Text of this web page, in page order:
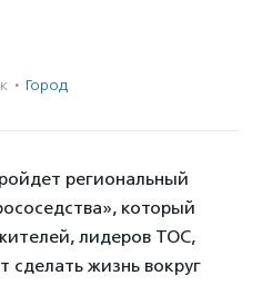
· Город
региональный
который
лидеров ТОС,
сделать жизнь вокруг